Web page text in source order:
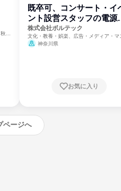
田
、
既卒可、コンサート・イ
ント設営スタッフの電源
門
株式会社ボルテック
文化・教養・娯楽、広告・メディア・マ
ミ、電力・ガス・水道・エネルギー
神奈川県
お気に入り
ページへ